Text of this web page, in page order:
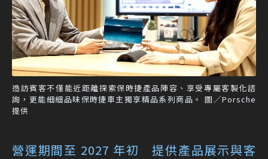
造訪賓客不僅能近距離探索保時捷產品陣容、享受專屬客製化諮
詢，更能細細品味保時捷車主獨享精品系列商品。 圖／Porsche
提供
營運期間至 2027 年初 提供產品展示與客